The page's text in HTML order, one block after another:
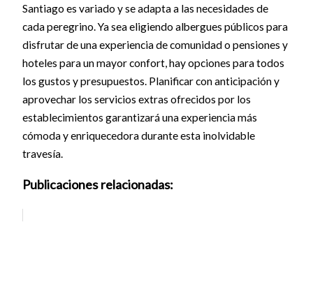
Santiago es variado y se adapta a las necesidades de
cada peregrino. Ya sea eligiendo albergues públicos para
disfrutar de una experiencia de comunidad o pensiones y
hoteles para un mayor confort, hay opciones para todos
los gustos y presupuestos. Planificar con anticipación y
aprovechar los servicios extras ofrecidos por los
establecimientos garantizará una experiencia más
cómoda y enriquecedora durante esta inolvidable
travesía.
Publicaciones relacionadas: